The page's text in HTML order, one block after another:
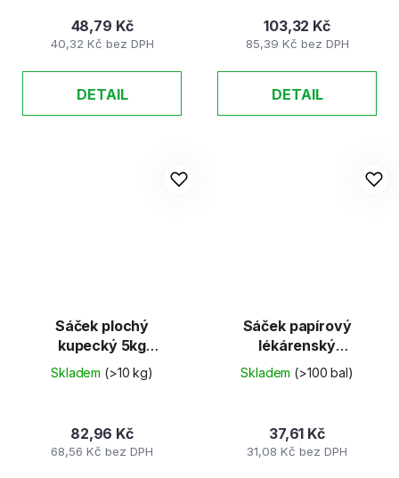
40,32 Kč bez DPH
48,79 Kč
DETAIL
85,39 Kč bez DPH
103,32 Kč
DETAIL
Sáček plochý
kupecký 5kg
285x490mm /SED/
Skladem (>10 kg)
68,56 Kč bez DPH
82,96 Kč
Sáček papírový
lékárenský
90x140mm 100ks/bal
Skladem (>100 bal)
31,08 Kč bez DPH
37,61 Kč